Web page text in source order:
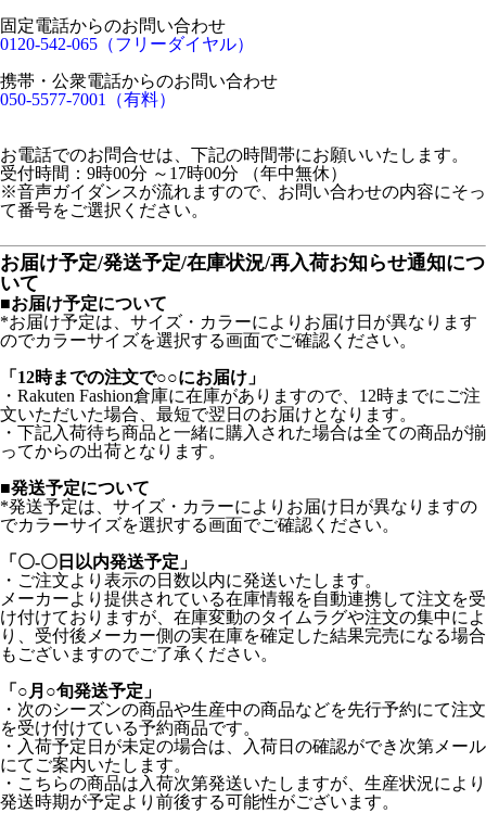
固定電話からのお問い合わせ
0120-542-065（フリーダイヤル）
携帯・公衆電話からのお問い合わせ
050-5577-7001（有料）
お電話でのお問合せは、下記の時間帯にお願いいたします。
受付時間：9時00分 ～17時00分 （年中無休）
※音声ガイダンスが流れますので、お問い合わせの内容にそっ
て番号をご選択ください。
お届け予定/発送予定/在庫状況/再入荷お知らせ通知につ
いて
■お届け予定について
*お届け予定は、サイズ・カラーによりお届け日が異なります
のでカラーサイズを選択する画面でご確認ください。
「12時までの注文で○○にお届け」
・Rakuten Fashion倉庫に在庫がありますので、12時までにご注
文いただいた場合、最短で翌日のお届けとなります。
・下記入荷待ち商品と一緒に購入された場合は全ての商品が揃
ってからの出荷となります。
■発送予定について
*発送予定は、サイズ・カラーによりお届け日が異なりますの
でカラーサイズを選択する画面でご確認ください。
「〇-〇日以内発送予定」
・ご注文より表示の日数以内に発送いたします。
メーカーより提供されている在庫情報を自動連携して注文を受
け付けておりますが、在庫変動のタイムラグや注文の集中によ
り、受付後メーカー側の実在庫を確定した結果完売になる場合
もございますのでご了承ください。
「○月○旬発送予定」
・次のシーズンの商品や生産中の商品などを先行予約にて注文
を受け付けている予約商品です。
・入荷予定日が未定の場合は、入荷日の確認ができ次第メール
にてご案内いたします。
・こちらの商品は入荷次第発送いたしますが、生産状況により
発送時期が予定より前後する可能性がございます。